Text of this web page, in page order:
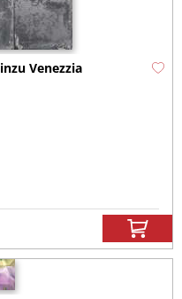
Venezzia